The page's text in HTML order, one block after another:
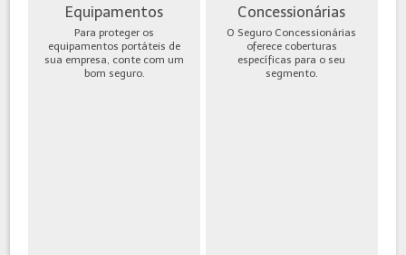
Equipamentos
Para proteger os
equipamentos portáteis de
sua empresa, conte com um
bom seguro.
Concessionárias
O Seguro Concessionárias
oferece coberturas
específicas para o seu
segmento.